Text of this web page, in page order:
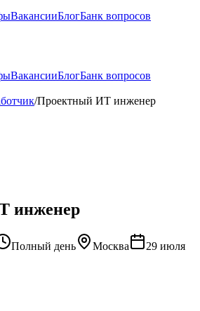
ВакансииБлогБанк вопросов
ВакансииБлогБанк вопросов
/Проектный ИТ инженер
инженер
Полный день Москва
29 июля